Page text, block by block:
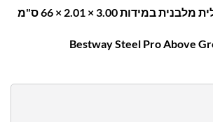
במידות 3.00 × 2.01 × 66 ס"מ
56404 – Bestway Steel Pro Above